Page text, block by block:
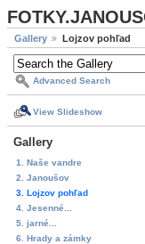
Gallery Lojzov pohľad
Advanced Search
View Slideshow
Gallery
1. Naše vandre
2. Janoušov
3. Lojzov pohľad
4. Jesenné...
5. jarné...
6. Hrady a zámky